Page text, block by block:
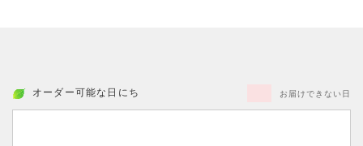
オーダー可能な日にち お届けできない日